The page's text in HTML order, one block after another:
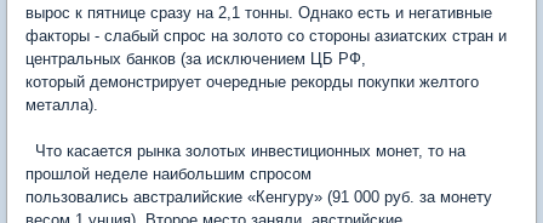
вырос к пятнице сразу на 2,1 тонны. Однако есть и негативные
факторы - слабый спрос на золото со стороны азиатских стран и
центральных банков (за исключением ЦБ РФ,
который демонстрирует очередные рекорды покупки желтого
металла).
Что касается рынка золотых инвестиционных монет, то на
прошлой неделе наибольшим спросом
пользовались австралийские «Кенгуру» (91 000 руб. за монету